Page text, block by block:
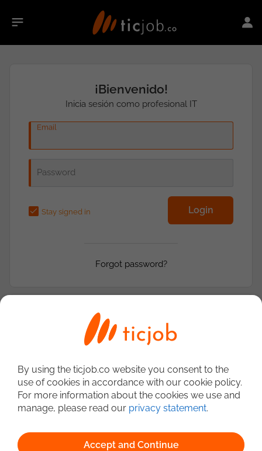
¡Bienvenido!
Inicia sesión como profesional IT
Email
Password
Stay signed in
Forgot password?
¿Aún no tienes cuenta en ticjob?
Encuentra ofertas 100% IT
te gusten
By using the ticjob.co website you consent to the
use of cookies in accordance with our cookie policy.
For more information about the cookies we use and
manage, please read our privacy statement.
Accept and Continue